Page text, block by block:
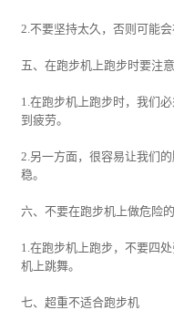
2.不要坚持太久，否则可能会
五、在跑步机上跑步时要注
1.在跑步机上跑步时，我们
到疲劳。
2.另一方面，很容易让我们
稳。
六、不要在跑步机上做危险
1.在跑步机上跑步，不要四
机上跳舞。
七、超重不适合跑步机